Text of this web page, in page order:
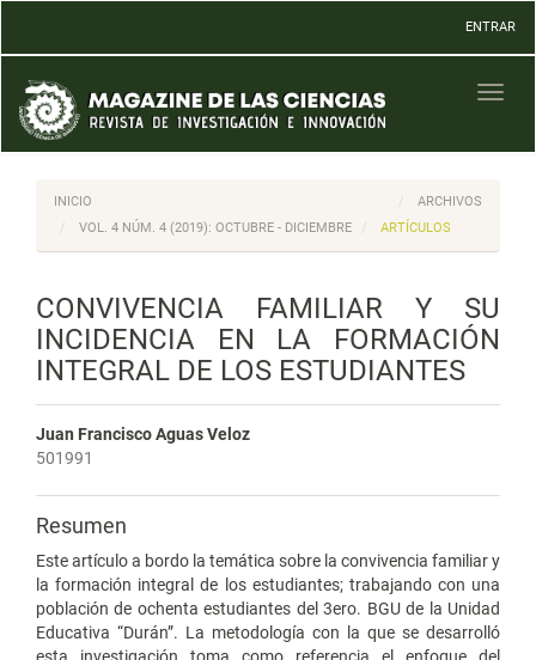
Contenido
principal
Barra
lateral
ENTRAR
INICIO
ARCHIVOS
VOL. 4 NÚM. 4 (2019): OCTUBRE - DICIEMBRE
ARTÍCULOS
CONVIVENCIA FAMILIAR Y SU
INCIDENCIA EN LA FORMACIÓN
INTEGRAL DE LOS ESTUDIANTES
Juan Francisco Aguas Veloz
501991
Resumen
Este artículo a bordo la temática sobre la convivencia familiar y
la formación integral de los estudiantes; trabajando con una
población de ochenta estudiantes del 3ero. BGU de la Unidad
Educativa “Durán”. La metodología con la que se desarrolló
esta investigación toma como referencia el enfoque del